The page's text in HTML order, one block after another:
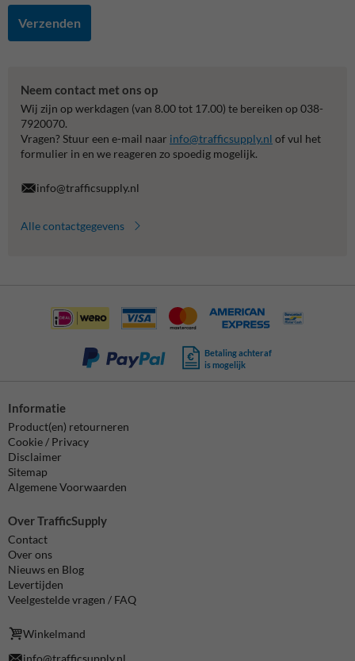
Verzenden
Neem contact met ons op
Wij zijn op werkdagen (van 8.00 tot 17.00) te bereiken op 038-
7920070.
Vragen? Stuur een e-mail naar info@trafficsupply.nl of vul het
formulier in en we reageren zo spoedig mogelijk.
info@trafficsupply.nl
Alle contactgegevens
Betaling achteraf
is mogelijk
Informatie
Product(en) retourneren
Cookie / Privacy
Disclaimer
Sitemap
Algemene Voorwaarden
Over TrafficSupply
Contact
Over ons
Nieuws en Blog
Levertijden
Veelgestelde vragen / FAQ
Winkelmand
info@trafficsupply.nl